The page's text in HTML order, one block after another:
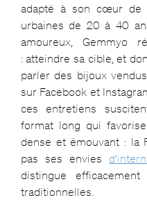
adapté à son cœur de
urbaines de 20 à 40
amoureux, Gemmyo
: atteindre sa cible, et
parler des bijoux
sur Facebook et
ces entretiens
format long qui
dense et émouvant : la
pas ses envies
distingue
traditionnelles.